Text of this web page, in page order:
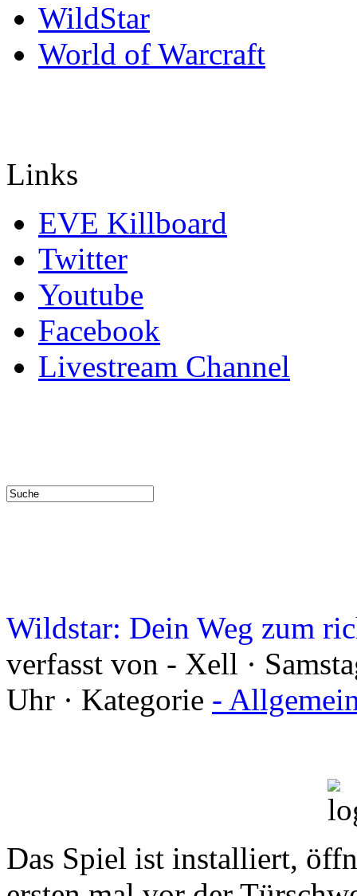
WildStar
World of Warcraft
Links
EVE Killboard
Twitter
Youtube
Facebook
Livestream Channel
Wildstar: Dein Weg zum
verfasst von - Xell ·
Uhr · Kategorie -
Das Spiel ist installiert,